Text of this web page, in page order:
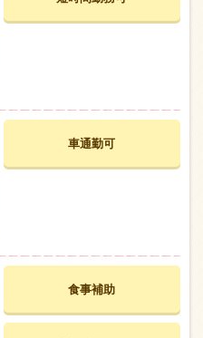
車通勤可
食事補助